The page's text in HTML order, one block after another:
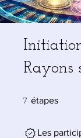
Rayons
7 étapes
Les